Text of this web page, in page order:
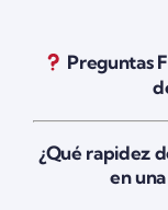
Preguntas
¿Qué rapidez
en